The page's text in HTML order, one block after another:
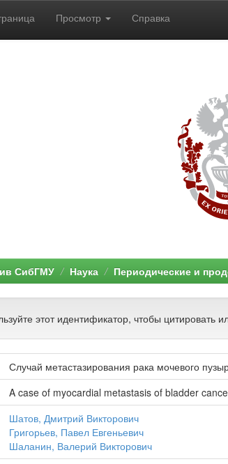
Просмотр Справка
СибГМУ Наука Периодические и
этот идентификатор, чтобы цитировать
Случай метастазирования рака мочевого
A case of myocardial metastasis of bladder
Шатов, Дмитрий Викторович
Григорьев, Павел Евгеньевич
Шаланин, Валерий Викторович